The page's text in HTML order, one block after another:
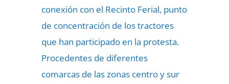
conexión con el Recinto Ferial, punto
de concentración de los tractores
que han participado en la protesta.
Procedentes de diferentes
comarcas de las zonas centro y sur